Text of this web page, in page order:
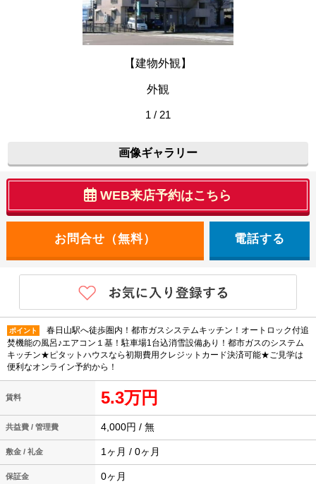
【建物外観】
外観
1 / 21
画像ギャラリー
WEB来店予約はこちら
電話する
ポイント
春日山駅へ徒歩圏内！都市ガスシステムキッチン！オートロック付追
焚機能の風呂♪エアコン１基！駐車場1台込消雪設備あり！都市ガスのシステム
キッチン★ピタットハウスなら初期費用クレジットカード決済可能★ご見学は
便利なオンライン予約から！
賃料 5.3万円
共益費 / 管理費 4,000円 / 無
敷金 / 礼金 1ヶ月 / 0ヶ月
保証金 0ヶ月